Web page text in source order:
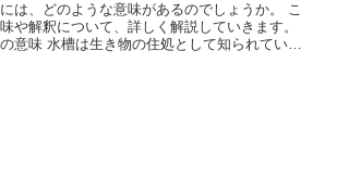
は、どのような意味があるのでしょうか。 こ
や解釈について、詳しく解説していきます。
意味 水槽は生き物の住処として知られていま